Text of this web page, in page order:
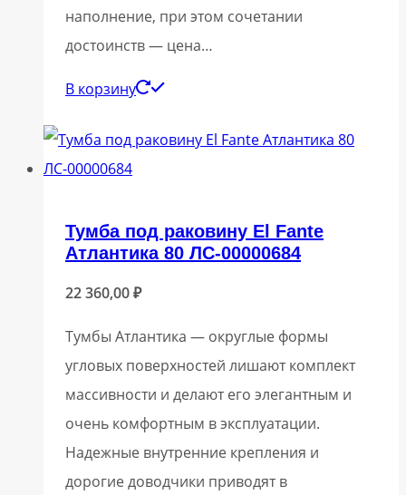
наполнение, при этом сочетании
достоинств — цена…
В корзину
Тумба под раковину El Fante
Атлантика 80 ЛС-00000684
22 360,00₽
Тумбы Атлантика — округлые формы
угловых поверхностей лишают комплект
массивности и делают его элегантным и
очень комфортным в эксплуатации.
Надежные внутренние крепления и
дорогие доводчики приводят в